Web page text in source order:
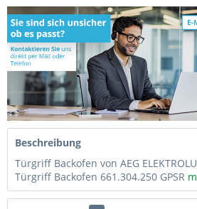
Beschreibung
Türgriff Backofen von AEG
Türgriff Backofen 661.304.250 GPSR